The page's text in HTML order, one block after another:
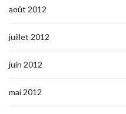
août 2012
juillet 2012
juin 2012
mai 2012